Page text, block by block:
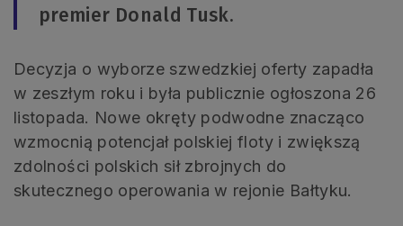
premier Donald Tusk.
Decyzja o wyborze szwedzkiej oferty zapadła
w zeszłym roku i była publicznie ogłoszona 26
listopada. Nowe okręty podwodne znacząco
wzmocnią potencjał polskiej floty i zwiększą
zdolności polskich sił zbrojnych do
skutecznego operowania w rejonie Bałtyku.